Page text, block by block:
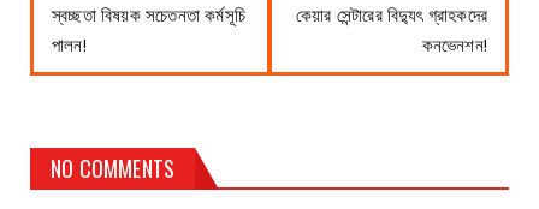
স্বচ্ছতা বিষয়ক সচেতনতা কর্মসূচি
পালন!
কেয়ার সেন্টারের বিদ্যুৎ গ্রাহকদের
কনভেনশন!
NO COMMENTS